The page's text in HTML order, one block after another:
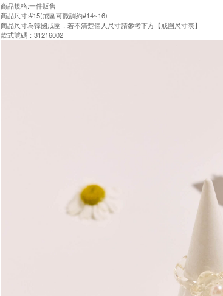
商品規格:一件販售
商品尺寸:#15(戒圍可微調約#14~16)
商品尺寸為韓國戒圍，若不清楚個人尺寸請參考下方【戒圍尺寸表】
款式號碼：31216002